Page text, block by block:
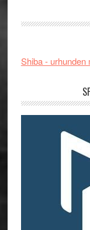
Shiba - urhunden